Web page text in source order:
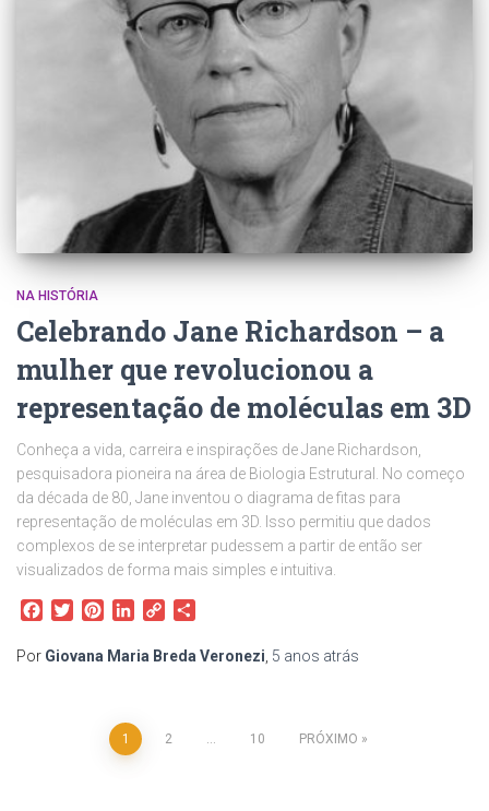
NA HISTÓRIA
Celebrando Jane Richardson – a
mulher que revolucionou a
representação de moléculas em 3D
Conheça a vida, carreira e inspirações de Jane Richardson,
pesquisadora pioneira na área de Biologia Estrutural. No começo
da década de 80, Jane inventou o diagrama de fitas para
representação de moléculas em 3D. Isso permitiu que dados
complexos de se interpretar pudessem a partir de então ser
visualizados de forma mais simples e intuitiva.
Facebook
TwitterPinterestLinkedIn
Copy
Por Giovana Maria Breda Veronezi 5 anos atrás
1 2 10 PRÓXIMO